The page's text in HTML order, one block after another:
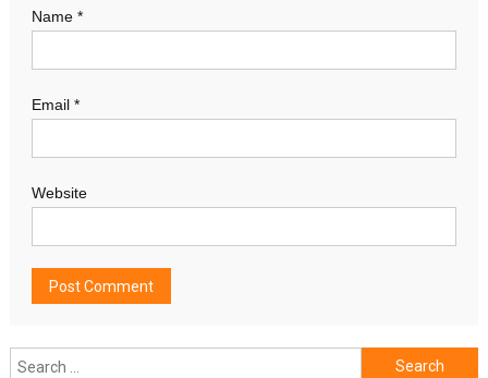
Name *
Email *
Website
Search